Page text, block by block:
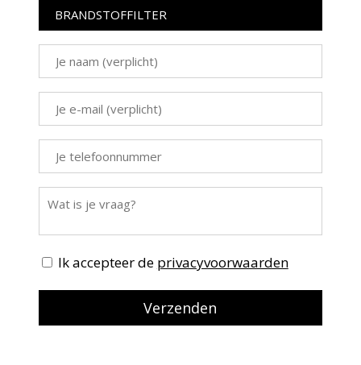
Ik accepteer de privacyvoorwaarden